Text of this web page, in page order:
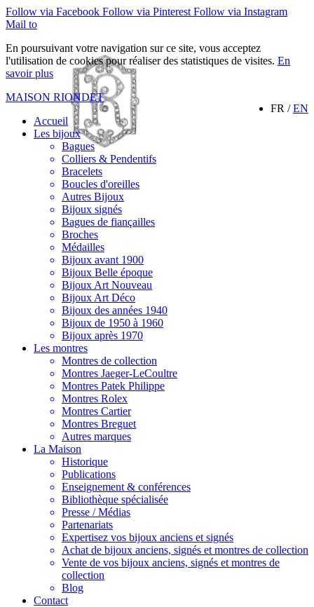
Follow via Facebook Follow via Pinterest Follow via Instagram
Mail to
En poursuivant votre navigation sur ce site, vous acceptez
l'utilisation de cookies pour réaliser des statistiques de visites. En
savoir plus
FR /EN
MAISON RIONDET
Accueil
Les bijoux
Bagues
Colliers & Pendentifs
Bracelets
Boucles d'oreilles
Autres Bijoux
Bijoux signés
Bagues de fiançailles
Broches
Médailles
Bijoux avant 1900
Bijoux Belle époque
Bijoux Art Nouveau
Bijoux Art Déco
Bijoux des années 1940
Bijoux de 1950 à 1960
Bijoux après 1970
Les montres
Montres de collection
Montres Jaeger-LeCoultre
Montres Patek Philippe
Montres Rolex
Montres Cartier
Montres Breguet
Autres marques
La Maison
Historique
Publications
Enseignement & conférences
Bibliothèque spécialisée
Presse / Médias
Partenariats
Expertisez vos bijoux anciens et signés
Achat de bijoux anciens, signés et montres de collection
Vente de vos bijoux anciens, signés et montres de
collection
Blog
Contact